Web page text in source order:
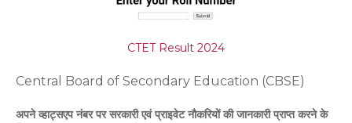
CTET Result 2024
Central Board of Secondary Education (CBSE)
अपने व्हाट्सएप नंबर पर सरकारी एवं प्राइवेट नौकरियों की जानकारी प्राप्त करने के